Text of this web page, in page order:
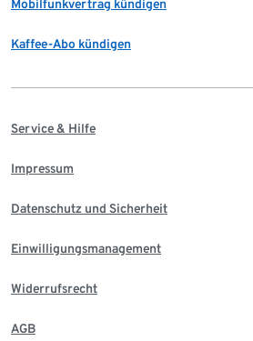
Mobilfunkvertrag kündigen
Kaffee-Abo kündigen
Service & Hilfe
Impressum
Datenschutz und Sicherheit
Einwilligungsmanagement
Widerrufsrecht
AGB